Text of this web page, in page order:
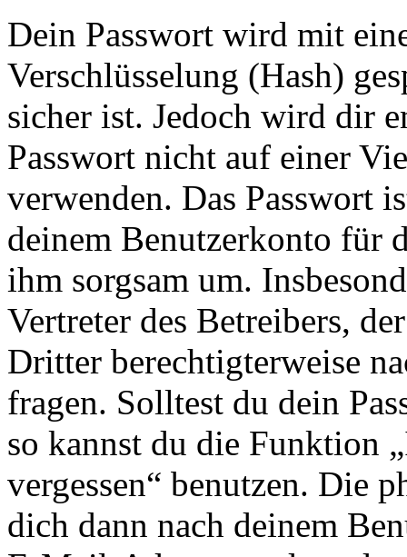
Dein Passwort wird mit
Verschlüsselung (Hash)
sicher ist. Jedoch wird dir
Passwort nicht auf einer
verwenden. Das Passwort
deinem Benutzerkonto für
ihm sorgsam um.
Vertreter des Betreibers,
Dritter berechtigterweise
fragen. Solltest du dein
so kannst du die Funktion
vergessen“ benutzen. Die
dich dann nach deinem